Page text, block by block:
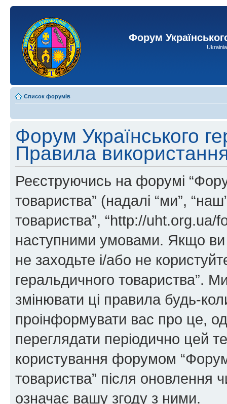
Форум
Список форумів
Форум Українського
Правила
Реєструючись на форумі
товариства” (надалі “ми”,
товариства”, “http://uht.org.ua/
наступними умовами. Якщо ви
не заходьте і/або не
геральдичного товариства”.
змінювати ці правила будь-
проінформувати вас про це,
переглядати періодично цей
користування форумом
товариства” після оновлення
означає вашу згоду з ними.